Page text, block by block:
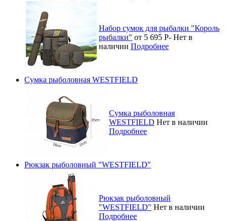
Набор сумок для рыбалки "Король
рыбалки" от 5 695 Р- Нет в
наличии Подробнее
Сумка рыболовная WESTFIELD
Сумка рыболовная
WESTFIELD Нет в наличии
Подробнее
Рюкзак рыболовный "WESTFIELD"
Рюкзак рыболовный
"WESTFIELD" Нет в наличии
Подробнее